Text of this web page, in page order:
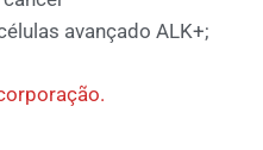
avançado ALK+;